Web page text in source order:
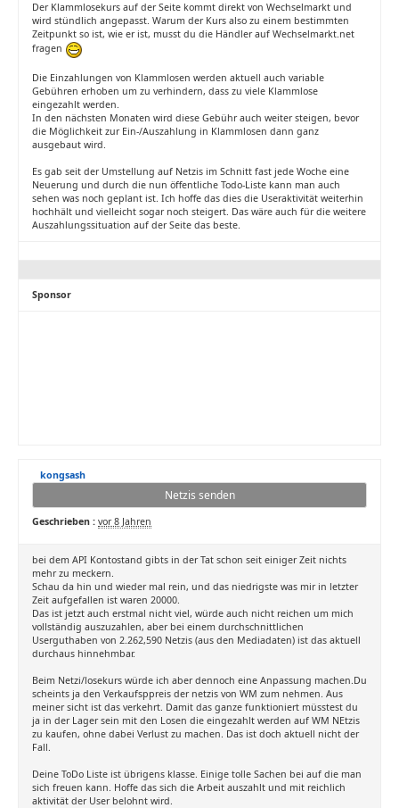
Der Klammlosekurs auf der Seite kommt direkt von Wechselmarkt und
wird stündlich angepasst. Warum der Kurs also zu einem bestimmten
Zeitpunkt so ist, wie er ist, musst du die Händler auf Wechselmarkt.net
fragen
Die Einzahlungen von Klammlosen werden aktuell auch variable
Gebühren erhoben um zu verhindern, dass zu viele Klammlose
eingezahlt werden.
In den nächsten Monaten wird diese Gebühr auch weiter steigen, bevor
die Möglichkeit zur Ein-/Auszahlung in Klammlosen dann ganz
ausgebaut wird.
Es gab seit der Umstellung auf Netzis im Schnitt fast jede Woche eine
Neuerung und durch die nun öffentliche Todo-Liste kann man auch
sehen was noch geplant ist. Ich hoffe das dies die Useraktivität weiterhin
hochhält und vielleicht sogar noch steigert. Das wäre auch für die weitere
Auszahlungssituation auf der Seite das beste.
Sponsor
kongsash
Netzis senden
Geschrieben : vor 8 Jahren
bei dem API Kontostand gibts in der Tat schon seit einiger Zeit nichts
mehr zu meckern.
Schau da hin und wieder mal rein, und das niedrigste was mir in letzter
Zeit aufgefallen ist waren 20000.
Das ist jetzt auch erstmal nicht viel, würde auch nicht reichen um mich
vollständig auszuzahlen, aber bei einem durchschnittlichen
Userguthaben von 2.262,590 Netzis (aus den Mediadaten) ist das aktuell
durchaus hinnehmbar.
Beim Netzi/losekurs würde ich aber dennoch eine Anpassung machen.Du
scheints ja den Verkaufsppreis der netzis von WM zum nehmen. Aus
meiner sicht ist das verkehrt. Damit das ganze funktioniert müsstest du
ja in der Lager sein mit den Losen die eingezahlt werden auf WM NEtzis
zu kaufen, ohne dabei Verlust zu machen. Das ist doch aktuell nicht der
Fall.
Deine ToDo Liste ist übrigens klasse. Einige tolle Sachen bei auf die man
sich freuen kann. Hoffe das sich die Arbeit auszahlt und mit reichlich
aktivität der User belohnt wird.